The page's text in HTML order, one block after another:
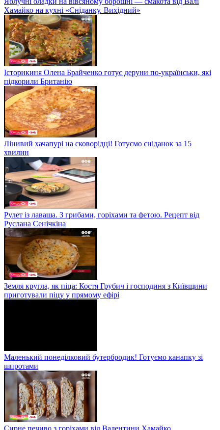
Хамайко на кухні «Сніданку. Вихідний»
Історикиня Олена Брайченко готує деруни по-українськи, які
підкорили Британію
Лінивий хачапурі на сковорідці! Готуємо сніданок за 15
хвилин
Рулет із лаваша. З грибами, горіхами та фетою. Рецепт від
Руслана Сенічкіна
Земля кругла, як піца: Костя Грубич і господиня з Київщини
приготували піцу у прямому ефірі
Маленький понеділковий бутербродик! Готуємо канапку зі
шпротами
Сирне печиво з горіхами від Валентини Хамайко